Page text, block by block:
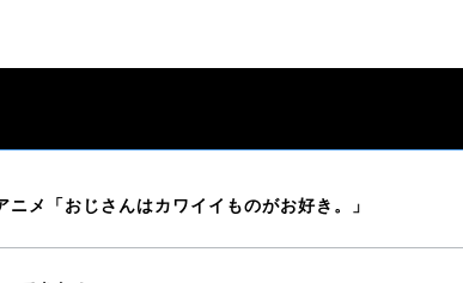
メ「おじさんはカワイイものがお好き。」